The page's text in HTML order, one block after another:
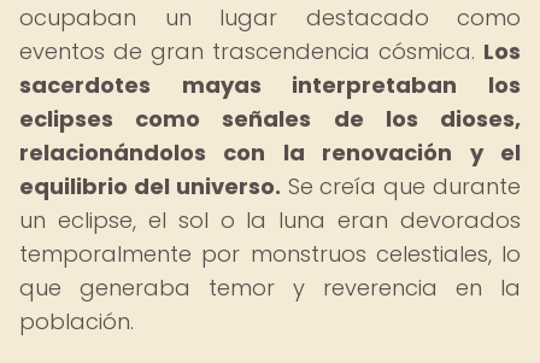
ocupaban un lugar destacado como
eventos de gran trascendencia cósmica. Los
sacerdotes mayas interpretaban los
eclipses como señales de los dioses,
relacionándolos con la renovación y el
equilibrio del universo. Se creía que durante
un eclipse, el sol o la luna eran devorados
temporalmente por monstruos celestiales, lo
que generaba temor y reverencia en la
población.